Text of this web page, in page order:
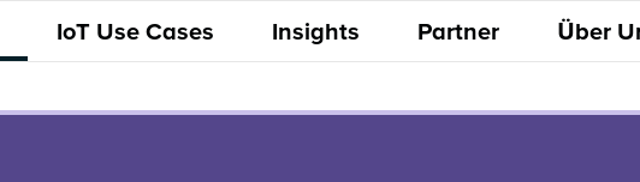
IoT Use Cases Insights Partner Über